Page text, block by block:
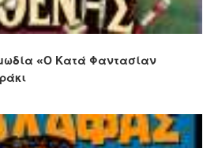
«Ο Κατά Φαντασίαν